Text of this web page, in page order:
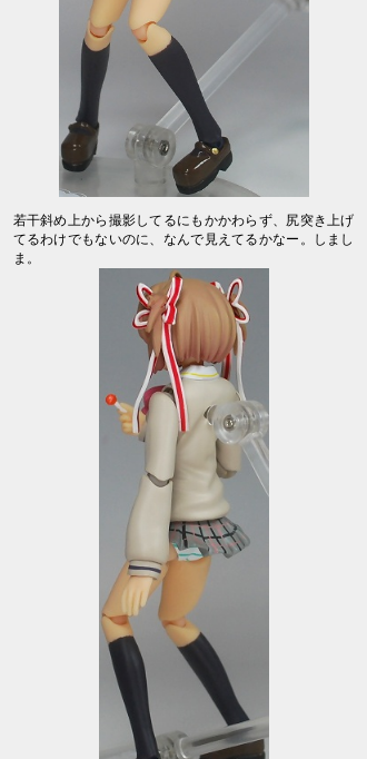
若干斜め上から撮影してるにもかかわらず、尻突き上げ
てるわけでもないのに、なんで見えてるかなー。しまし
ま。